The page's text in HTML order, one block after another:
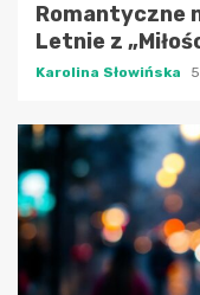
Romantyczne
Letnie z
Karolina Słowińska